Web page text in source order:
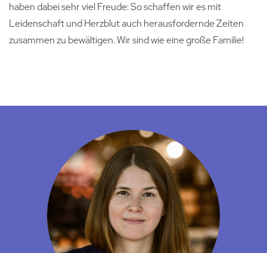
haben dabei sehr viel Freude: So schaffen wir es mit
Leidenschaft und Herzblut auch herausfordernde Zeiten
zusammen zu bewältigen. Wir sind wie eine große Familie!